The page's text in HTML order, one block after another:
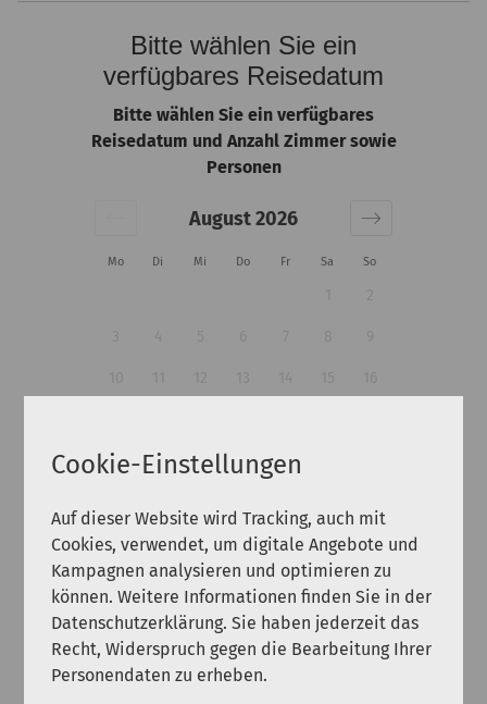
Bitte wählen Sie ein
verfügbares Reisedatum
Bitte wählen Sie ein verfügbares
Reisedatum und Anzahl Zimmer sowie
Personen
Mo Di Mi Do Fr Sa So
August 2026
24 25 26 27 28
Gäste:
Suche
Cookie-Einstellungen
Auf dieser Website wird Tracking, auch mit
Cookies, verwendet, um digitale Angebote und
Kampagnen analysieren und optimieren zu
können. Weitere Informationen finden Sie in der
Datenschutzerklärung. Sie haben jederzeit das
Recht, Widerspruch gegen die Bearbeitung Ihrer
Personendaten zu erheben.